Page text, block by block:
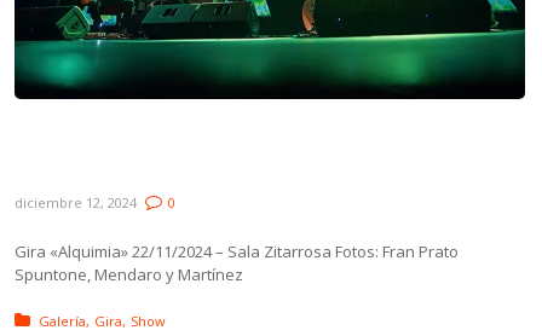
diciembre 12, 2024 0
Gira «Alquimia» 22/11/2024 – Sala Zitarrosa Fotos: Fran Prato
Spuntone, Mendaro y Martínez
Posted in:
Galería Gira Show